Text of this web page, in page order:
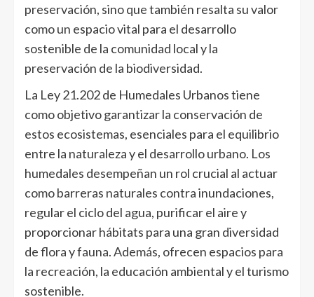
preservación, sino que también resalta su valor
como un espacio vital para el desarrollo
sostenible de la comunidad local y la
preservación de la biodiversidad.
La Ley 21.202 de Humedales Urbanos tiene
como objetivo garantizar la conservación de
estos ecosistemas, esenciales para el equilibrio
entre la naturaleza y el desarrollo urbano. Los
humedales desempeñan un rol crucial al actuar
como barreras naturales contra inundaciones,
regular el ciclo del agua, purificar el aire y
proporcionar hábitats para una gran diversidad
de flora y fauna. Además, ofrecen espacios para
la recreación, la educación ambiental y el turismo
sostenible.